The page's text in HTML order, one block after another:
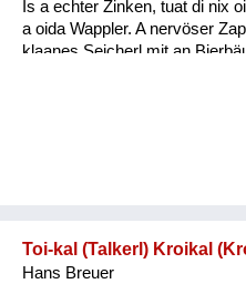
Is a echter Zinken, tuat di nix
a oida Wappler. A nervöser
klaanes Seicherl mit an
Toi-kal (Talkerl) Kroikal
Hans Breuer